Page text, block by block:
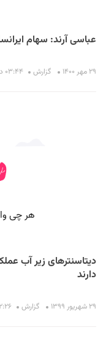
عباسی آرند: سهام
۲۹ مهر ۱۴۰۰ گزارش ۰۳:۴۴ دقیقه
دیتاسنتر‌های زیر آب
دارند
۲۹ شهریور ۱۳۹۹ گزارش ۰۲:۲۶